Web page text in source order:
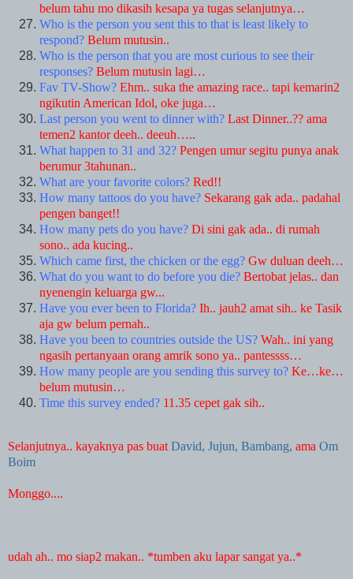
belum tahu mo dikasih kesapa ya tugas selanjutnya…
Who is the person you sent this to that is least likely to
respond? Belum mutusin..
Who is the person that you are most curious to see their
responses? Belum mutusin lagi…
Fav TV-Show? Ehm.. suka the amazing race.. tapi kemarin2
ngikutin American Idol, oke juga…
Last person you went to dinner with? Last Dinner..?? ama
temen2 kantor deeh.. deeuh…..
What happen to 31 and 32? Pengen umur segitu punya anak
berumur 3tahunan..
What are your favorite colors? Red!!
How many tattoos do you have? Sekarang gak ada.. padahal
pengen banget!!
How many pets do you have? Di sini gak ada.. di rumah
sono.. ada kucing..
Which came first, the chicken or the egg? Gw duluan deeh…
What do you want to do before you die? Bertobat jelas.. dan
nyenengin keluarga gw...
Have you ever been to Florida? Ih.. jauh2 amat sih.. ke Tasik
aja gw belum pernah..
Have you been to countries outside the US? Wah.. ini yang
ngasih pertanyaan orang amrik sono ya.. pantessss…
How many people are you sending this survey to? Ke…ke…
belum mutusin…
Time this survey ended? 11.35 cepet gak sih..
Selanjutnya.. kayaknya pas buatDavid, Jujun, Bambang, ama Om
Boim
Monggo....
udah ah.. mo siap2 makan.. *tumben aku lapar sangat ya..*